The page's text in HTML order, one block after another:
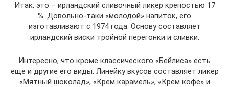
Итак, это – ирландский сливочный ликер крепостью 17
%. Довольно-таки «молодой» напиток, его
изготавливают с 1974 года. Основу составляет
ирландский виски тройной перегонки и сливки.
Интересно, что кроме классического «Бейлиса» есть
еще и другие его виды. Линейку вкусов составляет ликер
«Мятный шоколад», «Крем карамель», «Крем кофе» и